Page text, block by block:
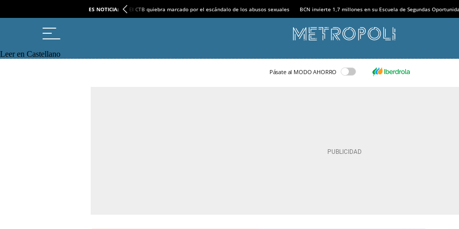
ES NOTICIA: El CTB quiebra marcado por el escándalo de los abusos sexuales BCN invierte 1,7 millones en su Escuela de Segundas
Leer en Castellano
Pásate al MODO AHORRO